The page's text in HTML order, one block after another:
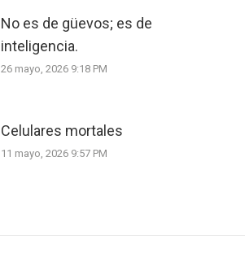
No es de güevos; es de
inteligencia.
26 mayo, 2026 9:18 PM
Celulares mortales
11 mayo, 2026 9:57 PM